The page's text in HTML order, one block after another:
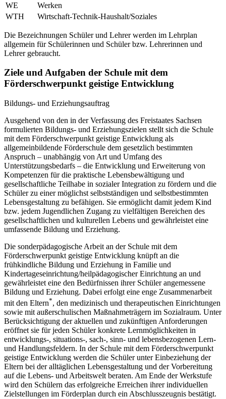
WE
Werken
WTH
Wirtschaft-Technik-Haushalt/Soziales
Die Bezeichnungen Schüler und Lehrer werden im Lehrplan
allgemein für Schülerinnen und Schüler bzw. Lehrerinnen und
Lehrer gebraucht.
Ziele und Aufgaben der Schule mit dem
Förderschwerpunkt geistige Entwicklung
Bildungs- und Erziehungsauftrag
Ausgehend von den in der Verfassung des Freistaates Sachsen
formulierten Bildungs- und Erziehungszielen stellt sich die Schule
mit dem Förderschwerpunkt geistige Entwicklung als
allgemeinbildende Förderschule dem gesetzlich bestimmten
Anspruch – unabhängig von Art und Umfang des
Unterstützungsbedarfs – die Entwicklung und Erweiterung von
Kompetenzen für die praktische Lebensbewältigung und
gesellschaftliche Teilhabe in sozialer Integration zu fördern und die
Schüler zu einer möglichst selbstständigen und selbstbestimmten
Lebensgestaltung zu befähigen. Sie ermöglicht damit jedem Kind
bzw. jedem Jugendlichen Zugang zu vielfältigen Bereichen des
gesellschaftlichen und kulturellen Lebens und gewährleistet eine
umfassende Bildung und Erziehung.
Die sonderpädagogische Arbeit an der Schule mit dem
Förderschwerpunkt geistige Entwicklung knüpft an die
frühkindliche Bildung und Erziehung in Familie und
Kindertageseinrichtung/heilpädagogischer Einrichtung an und
gewährleistet eine den Bedürfnissen ihrer Schüler angemessene
Bildung und Erziehung. Dabei erfolgt eine enge Zusammenarbeit
mit den Eltern*, den medizinisch und therapeutischen Einrichtungen
sowie mit außerschulischen Maßnahmeträgern im Sozialraum. Unter
Berücksichtigung der aktuellen und zukünftigen Anforderungen
eröffnet sie für jeden Schüler konkrete Lernmöglichkeiten in
entwicklungs-, situations-, sach-, sinn- und lebensbezogenen Lern-
und Handlungsfeldern. In der Schule mit dem Förderschwerpunkt
geistige Entwicklung werden die Schüler unter Einbeziehung der
Eltern bei der alltäglichen Lebensgestaltung und der Vorbereitung
auf die Lebens- und Arbeitswelt beraten. Am Ende der Werkstufe
wird den Schülern das erfolgreiche Erreichen ihrer individuellen
Zielstellungen im Förderplan durch ein Abschlusszeugnis bestätigt.